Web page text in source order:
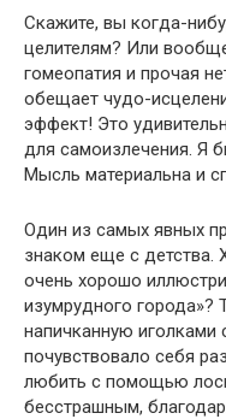
Скажите, вы когда-
целителям? Или
гомеопатия и прочая
обещает чудо-
эффект! Это
для самоизлечения. Я
Мысль материальна и
Один из самых явных
знаком еще с детства.
очень хорошо
изумрудного города»?
напичканную иголками
почувствовало себя
любить с помощью
бесстрашным,